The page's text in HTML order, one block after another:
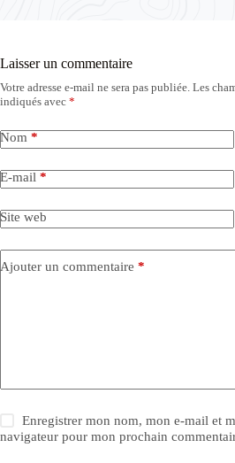
Laisser un commentaire
Votre adresse e-mail ne sera pas publiée. Les
indiqués avec *
Nom *
E-mail *
Site web
Ajouter un commentaire *
Enregistrer mon nom, mon e-mail et
navigateur pour mon prochain